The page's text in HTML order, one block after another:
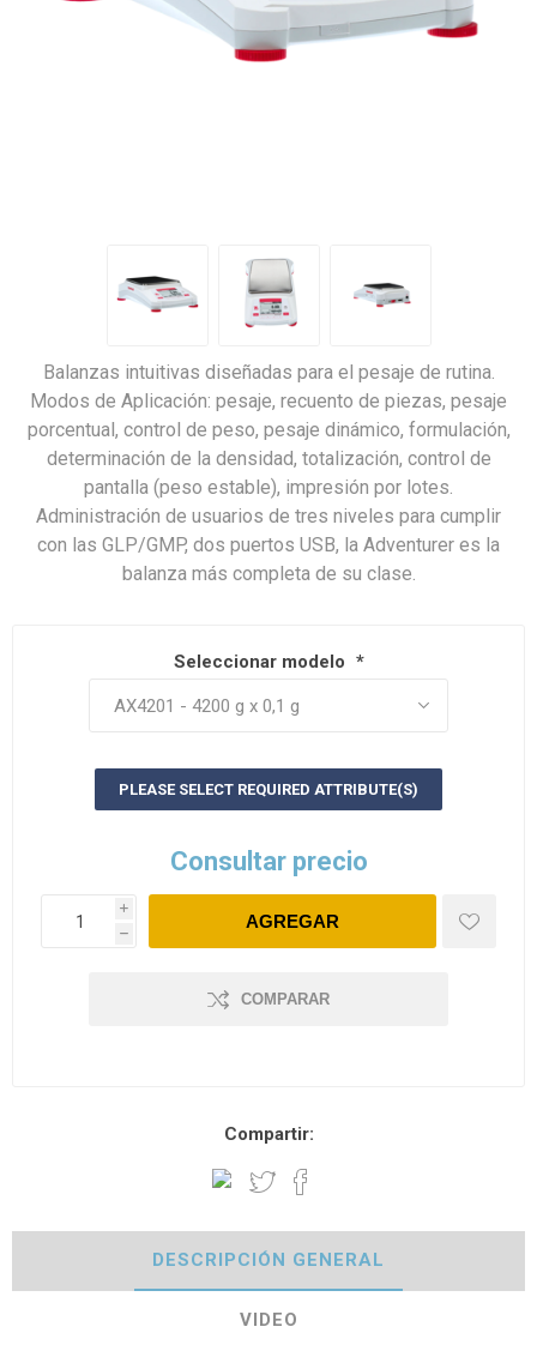
Balanzas intuitivas diseñadas para el pesaje de rutina.
Modos de Aplicación: pesaje, recuento de piezas, pesaje
porcentual, control de peso, pesaje dinámico, formulación,
determinación de la densidad, totalización, control de
pantalla (peso estable), impresión por lotes.
Administración de usuarios de tres niveles para cumplir
con las GLP/GMP, dos puertos USB, la Adventurer es la
balanza más completa de su clase.
Seleccionar modelo *
PLEASE SELECT REQUIRED ATTRIBUTE(S)
Consultar precio
i
h
COMPARAR
Compartir:
DESCRIPCIÓN GENERAL
VIDEO